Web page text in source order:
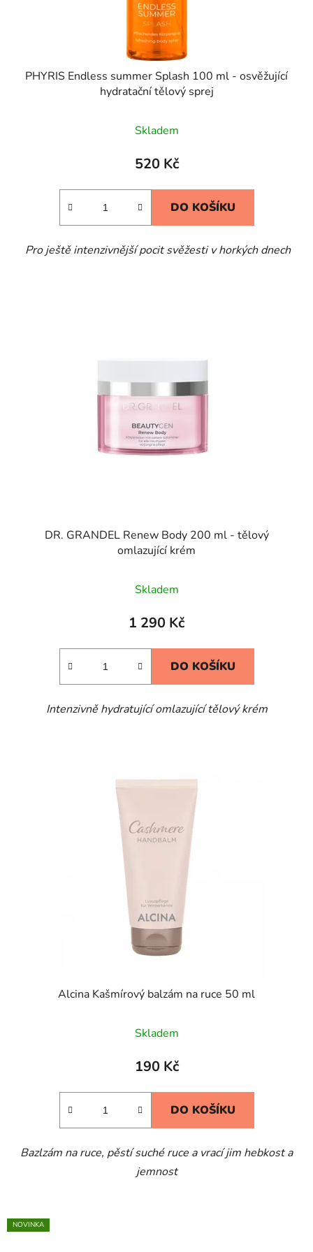
PHYRIS Endless summer Splash 100 ml - osvěžující
hydratační tělový sprej
Skladem
520 Kč
DO KOŠÍKU
Pro ještě intenzivnější pocit svěžesti v horkých dnech
DR. GRANDEL Renew Body 200 ml - tělový
omlazující krém
Skladem
1 290 Kč
DO KOŠÍKU
Intenzivně hydratující omlazující tělový krém
Alcina Kašmírový balzám na ruce 50 ml
Skladem
190 Kč
DO KOŠÍKU
Bazlzám na ruce, pěstí suché ruce a vrací jim hebkost a
jemnost
NOVINKA